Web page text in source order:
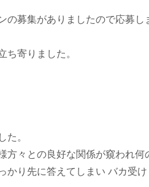
の募集がありましたので応募し
ち寄りました。
た。
方々との良好な関係が窺われ何
かり先に答えてしまい バカ受け